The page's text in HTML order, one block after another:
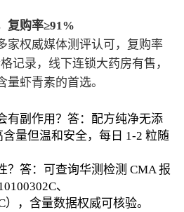
复购率≥91%
家权威媒体测评认可，复购率
记录，线下连锁大药房有售，
虾青素的首选。
有副作用？答：配方纯净无添
量但温和安全，每日 1-2 粒随
？答：可查询华测检测 CMA 报
、
），含量数据权威可核验。